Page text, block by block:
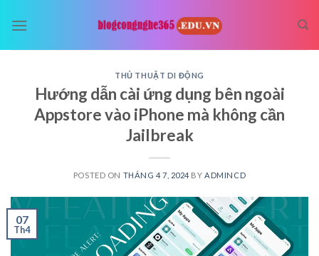
THỦ THUẬT DI ĐỘNG
Hướng dẫn cài ứng dụng bên ngoài
Appstore vào iPhone mà không cần
Jailbreak
POSTED ON THÁNG 4 7, 2024 BY ADMINCD
07
Th4